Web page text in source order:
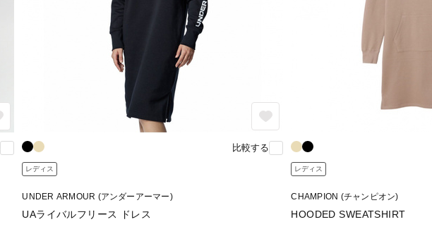
比較する
レディス
UNDER ARMOUR (アンダーアーマー)
UAライバルフリース ドレス
レディス
CHAMPION (チャンピオン)
HOODED SWEATSHIRT